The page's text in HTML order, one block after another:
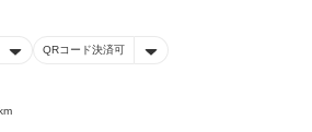
QRコード決済可